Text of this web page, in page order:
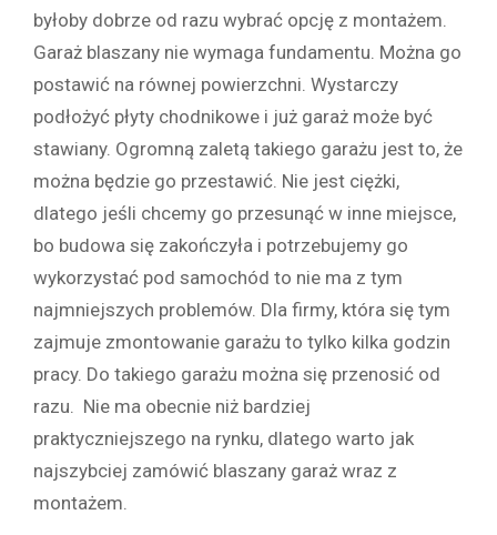
byłoby dobrze od razu wybrać opcję z montażem.
Garaż blaszany nie wymaga fundamentu. Można go
postawić na równej powierzchni. Wystarczy
podłożyć płyty chodnikowe i już garaż może być
stawiany. Ogromną zaletą takiego garażu jest to, że
można będzie go przestawić. Nie jest ciężki,
dlatego jeśli chcemy go przesunąć w inne miejsce,
bo budowa się zakończyła i potrzebujemy go
wykorzystać pod samochód to nie ma z tym
najmniejszych problemów. Dla firmy, która się tym
zajmuje zmontowanie garażu to tylko kilka godzin
pracy. Do takiego garażu można się przenosić od
razu. Nie ma obecnie niż bardziej
praktyczniejszego na rynku, dlatego warto jak
najszybciej zamówić blaszany garaż wraz z
montażem.